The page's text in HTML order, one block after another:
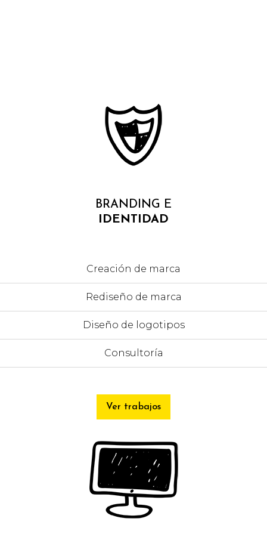
BRANDING E
IDENTIDAD
Creación de marca
Rediseño de marca
Diseño de logotipos
Consultoría
Ver trabajos